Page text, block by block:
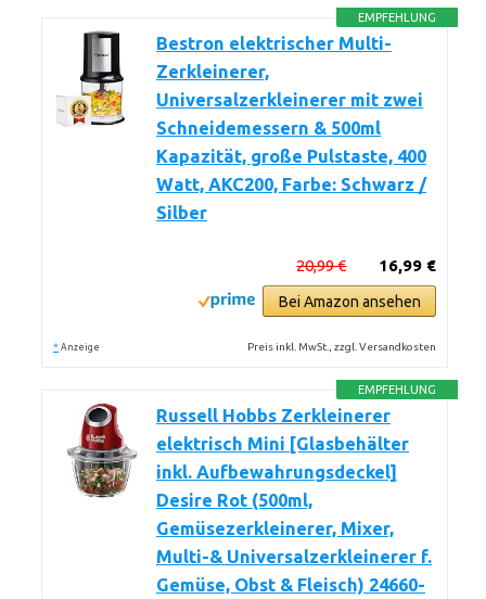
EMPFEHLUNG
Bestron elektrischer Multi-
Zerkleinerer,
Universalzerkleinerer mit zwei
Schneidemessern & 500ml
Kapazität, große Pulstaste, 400
Watt, AKC200, Farbe: Schwarz /
Silber
16,99 €
20,99 €
Bei Amazon ansehen
* Anzeige Preis inkl. MwSt., zzgl. Versandkosten
EMPFEHLUNG
Russell Hobbs Zerkleinerer
elektrisch Mini [Glasbehälter
inkl. Aufbewahrungsdeckel]
Desire Rot (500ml,
Gemüsezerkleinerer, Mixer,
Multi-& Universalzerkleinerer f.
Gemüse, Obst & Fleisch) 24660-